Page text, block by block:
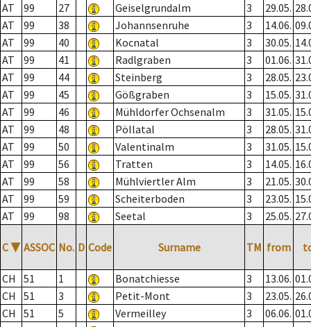
AT
99 27 Geiselgrundalm 3 29.05.
AT
99 38 Johannsenruhe 3 14.06.
AT
99 40 Kocnatal 3 30.05.
AT
99 41 Radlgraben 3 01.06.
AT
99 44 Steinberg 3 28.05.
AT
99 45 Gößgraben 3 15.05.
AT
99 46 Mühldorfer Ochsenalm 3 31.05.
AT
99 48 Pöllatal 3 28.05.
AT
99 50 Valentinalm 3 31.05.
AT
99 56 Tratten 3 14.05.
AT
99 58 Mühlviertler Alm 3 21.05.
AT
99 59 Scheiterboden 3 23.05.
AT
99 98 Seetal 3 25.05.
C ▼ ASSOC No. D Code Surname TM from
CH 51 1 Bonatchiesse 3 13.06.
CH
51 3 Petit-Mont 3 23.05.
CH
51 5 Vermeilley 3 06.06.